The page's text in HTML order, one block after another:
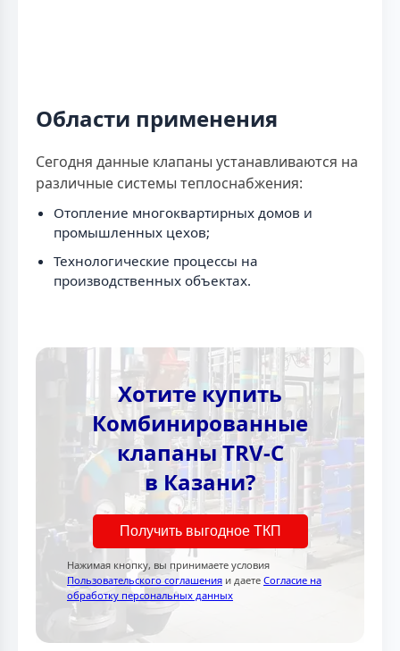
Области применения
Сегодня данные клапаны устанавливаются на
различные системы теплоснабжения:
Отопление многоквартирных домов и
промышленных цехов;
Технологические процессы на
производственных объектах.
Хотите купить
Комбинированные
клапаны TRV-C
в Казани?
Получить выгодное ТКП
Нажимая кнопку, вы принимаете условия
Пользовательского соглашения и даете Согласие на
обработку персональных данных